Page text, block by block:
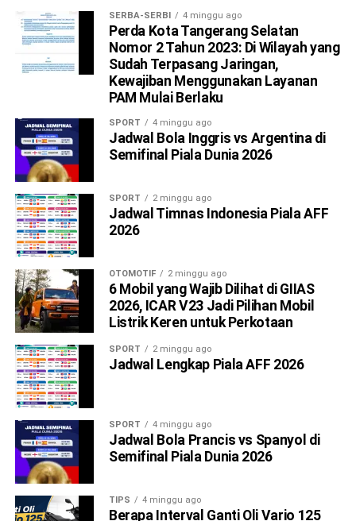
SERBA-SERBI 4 minggu ago
Perda Kota Tangerang Selatan
Nomor 2 Tahun 2023: Di Wilayah yang
Sudah Terpasang Jaringan,
Kewajiban Menggunakan Layanan
PAM Mulai Berlaku
SPORT 4 minggu ago
Jadwal Bola Inggris vs Argentina di
Semifinal Piala Dunia 2026
SPORT 2 minggu ago
Jadwal Timnas Indonesia Piala AFF
2026
OTOMOTIF 2 minggu ago
6 Mobil yang Wajib Dilihat di GIIAS
2026, ICAR V23 Jadi Pilihan Mobil
Listrik Keren untuk Perkotaan
SPORT 2 minggu ago
Jadwal Lengkap Piala AFF 2026
SPORT 4 minggu ago
Jadwal Bola Prancis vs Spanyol di
Semifinal Piala Dunia 2026
TIPS 4 minggu ago
Berapa Interval Ganti Oli Vario 125